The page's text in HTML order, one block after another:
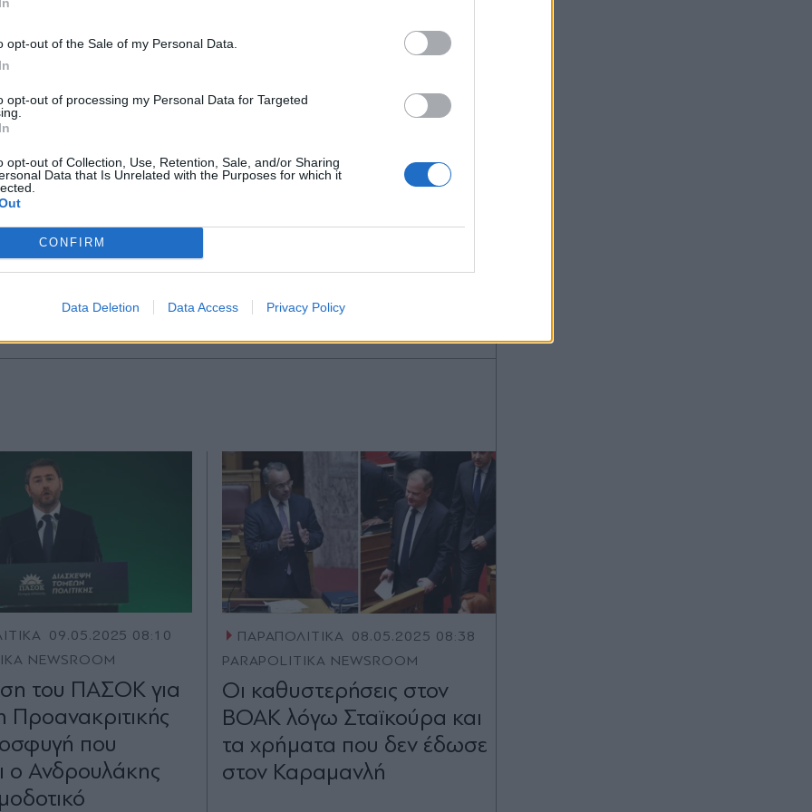
opt-out of the Sale of my Personal Data.
opt-out of processing my Personal Data for Targeted
opt-out of Collection, Use, Retention, Sale, and/or Sharing
Data that Is Unrelated with the Purposes for which it
CONFIRM
Data Deletion Data Access Privacy Policy
η απόπειρα να τραβήξουν φωτογραφίες. Αυτό λέγεται
να παίρνουν.
ΕΔΩ
Καραμανλής
Ακολουθήστε μας στο
Ακολουθήστε μας στο
09.05.2025 08:10
NEWSROOM
του ΠΑΣΟΚ για
που
ο Ανδρουλάκης
ΠΑΡΑΠΟΛΙΤΙΚΑ 08.05.2025 08:38
PARAPOLITIKA NEWSROOM
Οι καθυστερήσεις στον
ΒΟΑΚ λόγω Σταϊκούρα και
τα χρήματα που δεν έδωσε
στον Καραμανλή
Αποδέχομαι τουςόρους χρήσης